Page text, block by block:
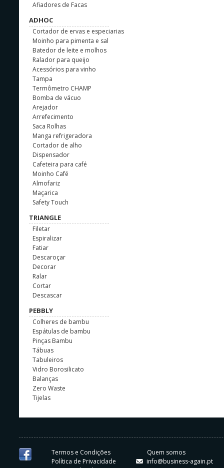
Afiadores de Facas
ADHOC
Cortador de ervas e especiarias
Moinho para pimenta e sal
Batedor de leite e molhos
Ralador para queijo
Acessórios para vinho
Tampa
Termômetro CHAMP
Bomba de vácuo
Arejador
Arrefecimento
Saca Rolhas
Manga refrigeradora
Cortador de alho
Dispensador
Cafeteira para café
Moinho Café
Almofariz
Maçarica
Safety Touch
TRIANGLE
Filetar
Espiralizar
Fatiar
Descaroçar
Decorar
Ralar
Cortar
Descascar
PEBBLY
Colheres de bambu
Espátulas de bambu
Pinças Bambu
Tábuas
Tabuleiros
Vidro Borosilicato
Balanças
Zero Waste
Tijelas
Termos e Condições
Política de Privacidade
Quem somos
info@business-again.pt